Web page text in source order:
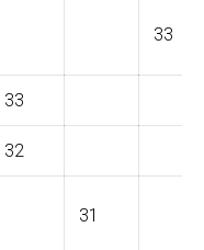
33
33
32
31